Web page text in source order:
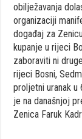
obilježavanja
organizaciji
događaj za
kupanje u rijeci
zaboraviti ni
rijeci Bosni,
proljetni uranak u
je na današnjoj
Zenica Faruk